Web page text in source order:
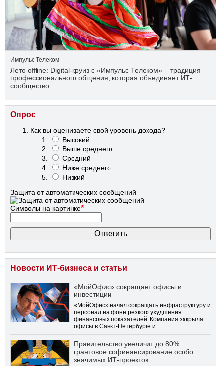
Импульс Телеком
Лето offline: Digital-круиз с «Импульс Телеком» – традиция
профессионального общения, которая объединяет ИТ-
сообщество
Опрос
Как вы оцениваете свой уровень дохода?
Высокий
Выше среднего
Средний
Ниже среднего
Низкий
Защита от автоматических сообщений
Символы на картинке*
Новости ИТ-бизнеса и статьи
«МойОфис» сокращает офисы и
инвестиции
«МойОфис» начал сокращать инфраструктуру и
персонал на фоне резкого ухудшения
финансовых показателей. Компания закрыла
офисы в Санкт-Петербурге и …
Правительство увеличит до 80%
грантовое софинансирование особо
значимых ИТ-проектов